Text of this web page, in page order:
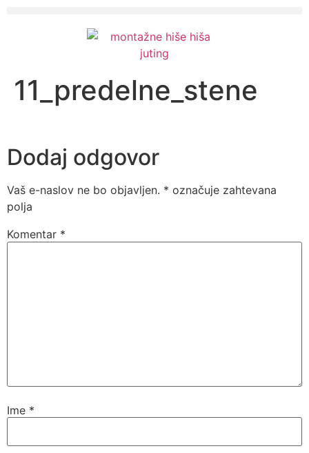
11_predelne_stene
Dodaj odgovor
Vaš e-naslov ne bo objavljen. * označuje zahtevana
polja
Komentar *
Ime *